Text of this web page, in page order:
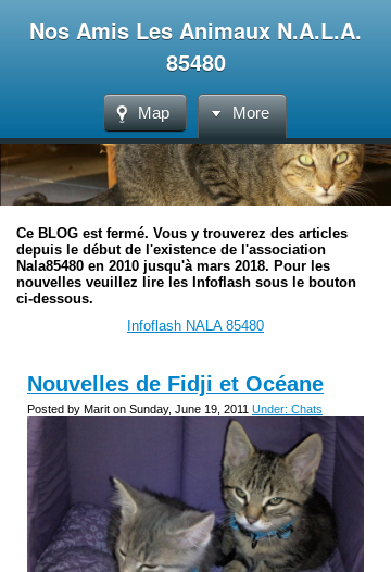
Nos Amis Les Animaux N.A.L.A.
85480
Map More
Ce BLOG est fermé. Vous y trouverez des articles
depuis le début de l'existence de l'association
Nala85480 en 2010 jusqu'à mars 2018. Pour les
nouvelles veuillez lire les Infoflash sous le bouton
ci-dessous.
Infoflash NALA 85480
Nouvelles de Fidji et Océane
Posted by Marit on Sunday, June 19, 2011 Under: Chats